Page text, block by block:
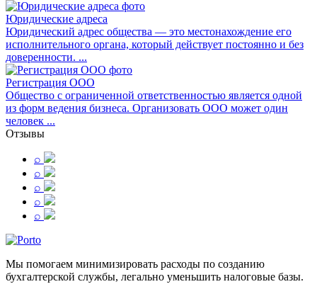
Юридические адреса
Юридический адрес общества — это местонахождение его
исполнительного органа, который действует постоянно и без
доверенности. ...
Регистрация ООО
Общество с ограниченной ответственностью является одной
из форм ведения бизнеса. Организовать ООО может один
человек ...
Отзывы
⌕
⌕
⌕
⌕
⌕
Мы помогаем минимизировать расходы по созданию
бухгалтерской службы, легально уменьшить налоговые базы.